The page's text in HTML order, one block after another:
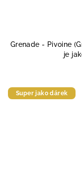
Grenade - Pivoine
je
Super jako dárek